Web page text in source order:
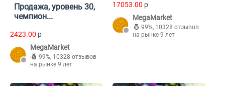
Продажа, уровень 30,
чемпион...
2423.00 p
MegaMarket
99%, 10328 отзывов
на рынке 9 лет
17053.00 p
MegaMarket
99%, 10328 отзывов
на рынке 9 лет